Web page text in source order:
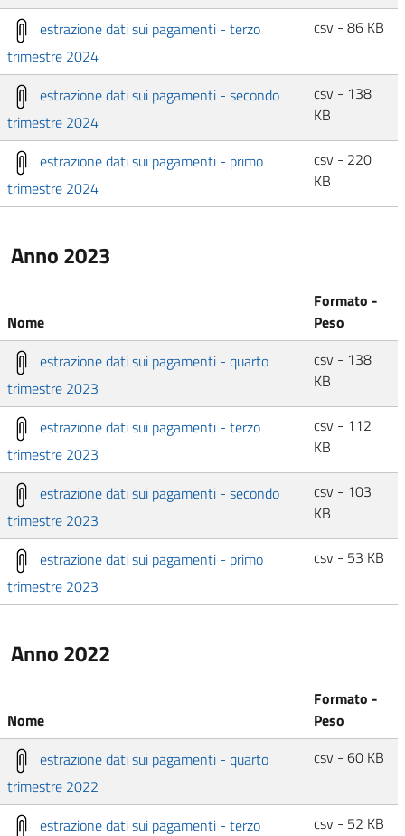
estrazione dati sui pagamenti - terzo
trimestre 2024
csv - 86 KB
estrazione dati sui pagamenti - secondo
trimestre 2024
csv - 138
KB
estrazione dati sui pagamenti - primo
trimestre 2024
csv - 220
KB
Anno 2023
Nome
Formato -
Peso
estrazione dati sui pagamenti - quarto
trimestre 2023
csv - 138
KB
estrazione dati sui pagamenti - terzo
trimestre 2023
csv - 112
KB
estrazione dati sui pagamenti - secondo
trimestre 2023
csv - 103
KB
estrazione dati sui pagamenti - primo
trimestre 2023
csv - 53 KB
Anno 2022
Nome
Formato -
Peso
estrazione dati sui pagamenti - quarto
trimestre 2022
csv - 60 KB
estrazione dati sui pagamenti - terzo
csv - 52 KB